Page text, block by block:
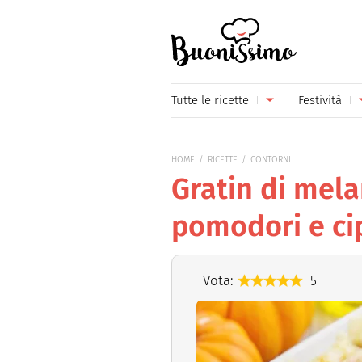
Tutte le ricette
Primi piatti
Piatti unici
Formaggi
Frutta
Festività
Festa
Natale
HOME RICETTE CONTORNI
Gratin di
pomodori e
Vota: 5